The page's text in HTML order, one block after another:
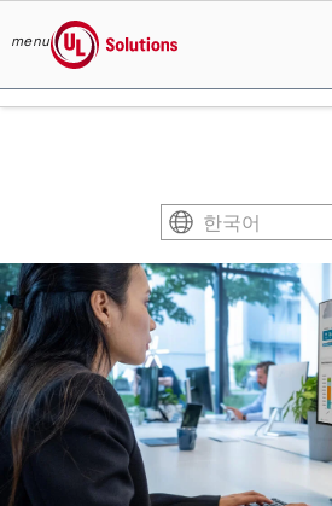
Skip to main content
menu
UL Solutions
한국어